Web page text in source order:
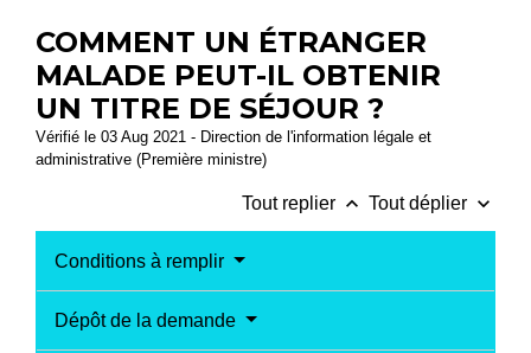
COMMENT UN ÉTRANGER
MALADE PEUT-IL OBTENIR
UN TITRE DE SÉJOUR ?
Vérifié le 03 Aug 2021 - Direction de l'information légale et
administrative (Première ministre)
Tout replier keyboard_arrow_up Tout déplier keyboard_arrow_down
Conditions à remplir
Dépôt de la demande